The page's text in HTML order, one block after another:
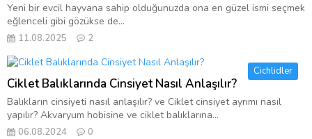
Yeni bir evcil hayvana sahip olduğunuzda ona en güzel ismi seçmek
eğlenceli gibi gözükse de...
11.08.2025 2
Cichlidler
Ciklet Balıklarında Cinsiyet Nasıl Anlaşılır?
Balıkların cinsiyeti nasıl anlaşılır? ve Ciklet cinsiyet ayrımı nasıl
yapılır? Akvaryum hobisine ve ciklet balıklarına...
06.08.2024 0